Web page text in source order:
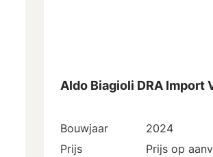
Aldo Biagioli DRA Import
Bouwjaar
2024
Prijs
Prijs op